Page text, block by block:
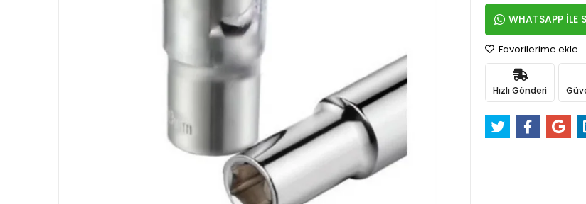
WHATSAPP İLE
Favorilerime ekle
Hızlı Gönderi